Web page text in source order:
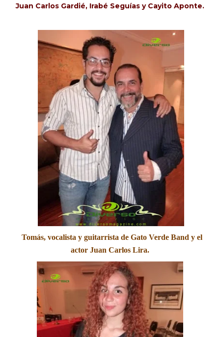
Juan Carlos Gardié, Irabé Seguías y Cayito Aponte.
Tomás, vocalista y guitarrista de Gato Verde Band y el
actor Juan Carlos Lira.